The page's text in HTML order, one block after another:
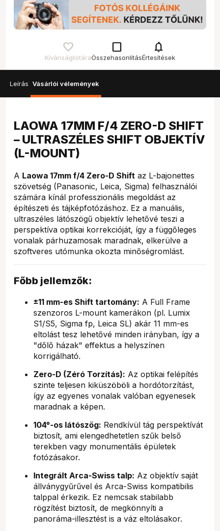
Kívánságlistára
check_box_outline_blank
Összehasonlítás
notifications
Értesítések
Leírás Vásárlói vélemények
LAOWA 17MM F/4 ZERO-D SHIFT
– ULTRASZÉLES SHIFT OBJEKTÍV
(L-MOUNT)
A Laowa 17mm f/4 Zero-D Shift az L-bajonettes
szövetség (Panasonic, Leica, Sigma) felhasználói
számára kínál professzionális megoldást az
építészeti és tájképfotózáshoz. Ez a manuális,
ultraszéles látószögű objektív lehetővé teszi a
perspektíva optikai korrekcióját, így a függőleges
vonalak párhuzamosak maradnak, elkerülve a
szoftveres utómunka okozta minőségromlást.
Főbb jellemzők:
±11 mm-es Shift tartomány: A Full Frame
szenzoros L-mount kamerákon (pl. Lumix
S1/S5, Sigma fp, Leica SL) akár 11 mm-es
eltolást tesz lehetővé minden irányban, így a
"dőlő házak" effektus a helyszínen
korrigálható.
Zero-D (Zéró Torzítás): Az optikai felépítés
szinte teljesen kiküszöböli a hordótorzítást,
így az egyenes vonalak valóban egyenesek
maradnak a képen.
104°-os látószög: Rendkívül tág perspektívát
biztosít, ami elengedhetetlen szűk belső
terekben vagy monumentális épületek
fotózásakor.
Integrált Arca-Swiss talp: Az objektív saját
állványgyűrűvel és Arca-Swiss kompatibilis
talppal érkezik. Ez nemcsak stabilabb
rögzítést biztosít, de megkönnyíti a
panoráma-illesztést is a váz eltolásakor.